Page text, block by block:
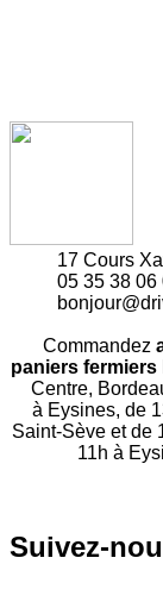
17 Cours
05 35 38 06
Commandez
paniers fermiers
Centre,
à Eysines, de
Saint-Sève et de
11h à
Suivez-